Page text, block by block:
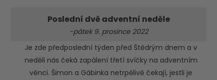
Poslední dvě adventní neděle
-pátek 9. prosince 2022
Je zde předposlední týden před Štědrým dnem a v
neděli nás čeká zapálení třetí svíčky na adventním
věnci. Šimon a Gábinka netrpělivě čekají, jestli je